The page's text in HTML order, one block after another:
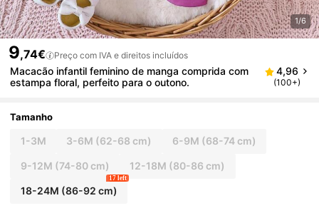
1/6
9,74€ Preço com IVA e direitos incluídos
Macacão infantil feminino de manga comprida com
estampa floral, perfeito para o outono.
4,96
(100+)
Tamanho
1-3M 3-6M (62-68 cm) 6-9M (68-74 cm)
9-12M (74-80 cm) 12-18M (80-86 cm)
18-24M (86-92 cm)
17 left